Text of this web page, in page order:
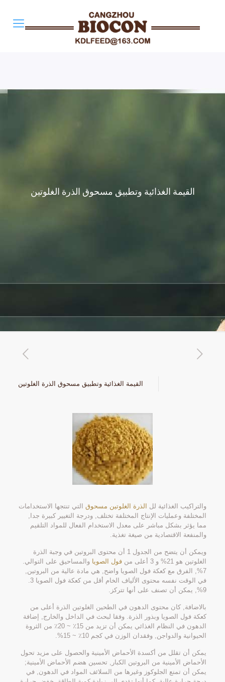
القيمة الغذائية وتطبيق مسحوق الذرة الغلوتين
القيمة الغذائية وتطبيق مسحوق الذرة الغلوتين
والتراكيب الغذائية لل الذرة الغلوتين مسحوقالتي تنتجها الاستخدامات
المختلفة وعمليات الإنتاج المختلفة تختلف, ودرجة التغيير كبيرة جدا,
مما يؤثر بشكل مباشر على معدل الاستخدام الفعال للمواد التلقيم
والمنفعة الاقتصادية من صيغة تغذية.
ويمكن أن يتضح من الجدول 1 أن محتوى البروتين في وجبة الذرة
الغلوتين هو 21% و 3 أعلى من
فول الصويا والمساحيق على التوالي.
7%, الفرق مع كعكة فول الصويا واضح, هي مادة عالية من البروتين,
9%, يمكن أن تصنف على أنها تتركز.
بالاضافة, كان محتوى الدهون في الطحين الغلوتين الذرة أعلى من
كعكة فول الصويا وبذور الذرة. وفقا لبحث في الداخل والخارج, إضافة
الدهون في النظام الغذائي يمكن أن تزيد من 15٪ ~ 20٪ من الثروة
الحيوانية والدواجن, وفقدان الوزن في كجم 10٪ ~ 15%.
يمكن أن تقلل من أكسدة الأحماض الأمينية والحصول على مزيد تحول
الأحماض الأمينية من البروتين الكبار, تحسين هضم الأحماض الأمينية;
يمكن أن تمنع الجلوكوز وغيرها من السلائف المواد في الدهون, في